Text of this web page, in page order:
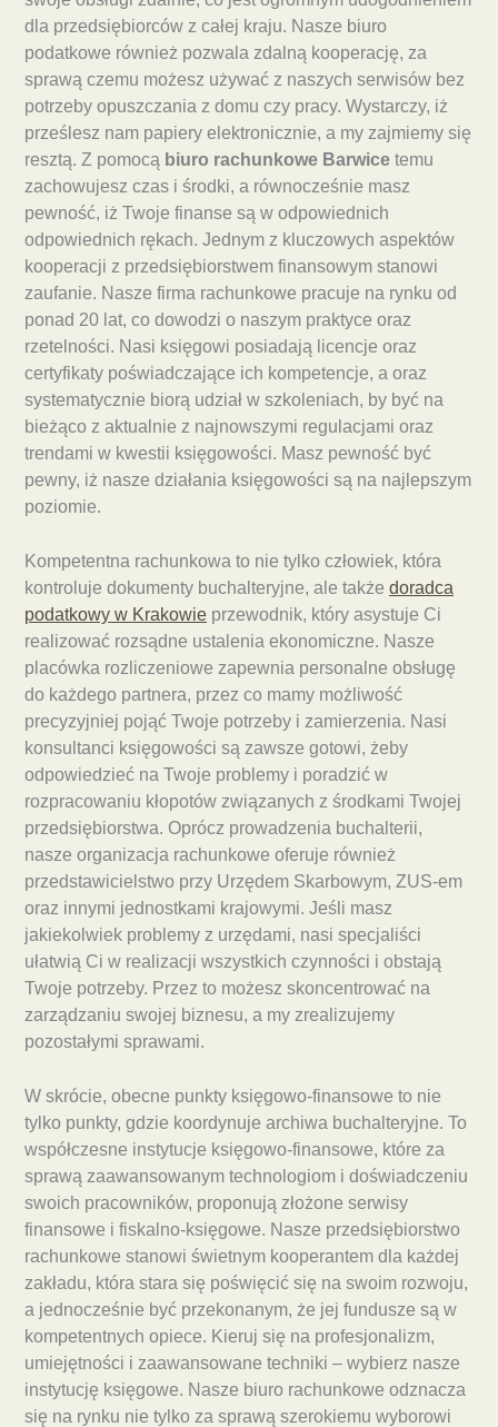
dla przedsiębiorców z całej kraju. Nasze biuro
podatkowe również pozwala zdalną kooperację, za
sprawą czemu możesz używać z naszych serwisów bez
potrzeby opuszczania z domu czy pracy. Wystarczy, iż
prześlesz nam papiery elektronicznie, a my zajmiemy się
resztą. Z pomocą biuro rachunkowe Barwice temu
zachowujesz czas i środki, a równocześnie masz
pewność, iż Twoje finanse są w odpowiednich
odpowiednich rękach. Jednym z kluczowych aspektów
kooperacji z przedsiębiorstwem finansowym stanowi
zaufanie. Nasze firma rachunkowe pracuje na rynku od
ponad 20 lat, co dowodzi o naszym praktyce oraz
rzetelności. Nasi księgowi posiadają licencje oraz
certyfikaty poświadczające ich kompetencje, a oraz
systematycznie biorą udział w szkoleniach, by być na
bieżąco z aktualnie z najnowszymi regulacjami oraz
trendami w kwestii księgowości. Masz pewność być
pewny, iż nasze działania księgowości są na najlepszym
poziomie.
Kompetentna rachunkowa to nie tylko człowiek, która
kontroluje dokumenty buchalteryjne, ale także doradca
podatkowy w Krakowie przewodnik, który asystuje Ci
realizować rozsądne ustalenia ekonomiczne. Nasze
placówka rozliczeniowe zapewnia personalne obsługę
do każdego partnera, przez co mamy możliwość
precyzyjniej pojąć Twoje potrzeby i zamierzenia. Nasi
konsultanci księgowości są zawsze gotowi, żeby
odpowiedzieć na Twoje problemy i poradzić w
rozpracowaniu kłopotów związanych z środkami Twojej
przedsiębiorstwa. Oprócz prowadzenia buchalterii,
nasze organizacja rachunkowe oferuje również
przedstawicielstwo przy Urzędem Skarbowym, ZUS-em
oraz innymi jednostkami krajowymi. Jeśli masz
jakiekolwiek problemy z urzędami, nasi specjaliści
ułatwią Ci w realizacji wszystkich czynności i obstają
Twoje potrzeby. Przez to możesz skoncentrować na
zarządzaniu swojej biznesu, a my zrealizujemy
pozostałymi sprawami.
W skrócie, obecne punkty księgowo-finansowe to nie
tylko punkty, gdzie koordynuje archiwa buchalteryjne. To
współczesne instytucje księgowo-finansowe, które za
sprawą zaawansowanym technologiom i doświadczeniu
swoich pracowników, proponują złożone serwisy
finansowe i fiskalno-księgowe. Nasze przedsiębiorstwo
rachunkowe stanowi świetnym kooperantem dla każdej
zakładu, która stara się poświęcić się na swoim rozwoju,
a jednocześnie być przekonanym, że jej fundusze są w
kompetentnych opiece. Kieruj się na profesjonalizm,
umiejętności i zaawansowane techniki – wybierz nasze
instytucję księgowe. Nasze biuro rachunkowe odznacza
się na rynku nie tylko za sprawą szerokiemu wyborowi